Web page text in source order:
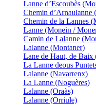
Lanne d’Escoubès
Chemin
Chemin de la Lannes
Lanne (Monein /
Camin de Lalanne
Lalanne (Montaner)
Lane de Haut, de Baix
La Lanne deous
Lalanne (Navarrenx)
La Lanne (Noguères)
Lalanne (Oraàs)
Lalanne (Orriule)